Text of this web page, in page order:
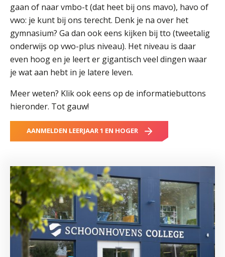
Zoek de uitdaging
Welke opleidingen bieden we aan?
Taal en rekenen
Dyslexie
Wereldburgerschap
NIEUWS
VACATURES EN STAGEPLEKKEN
ZOEKEN ELO MAGISTER AURA SCHOOL
GIDS ZERMELO
gaan of naar vmbo-t (dat heet bij ons mavo), havo of
vwo: je kunt bij ons terecht. Denk je na over het
gymnasium? Ga dan ook eens kijken bij tto (tweetalig
onderwijs op vwo-plus niveau). Het niveau is daar
even hoog en je leert er gigantisch veel dingen waar
je wat aan hebt in je latere leven.
Meer weten? Klik ook eens op de informatiebuttons
hieronder. Tot gauw!
AANMELDEN LEERJAAR 1 EN HOGER